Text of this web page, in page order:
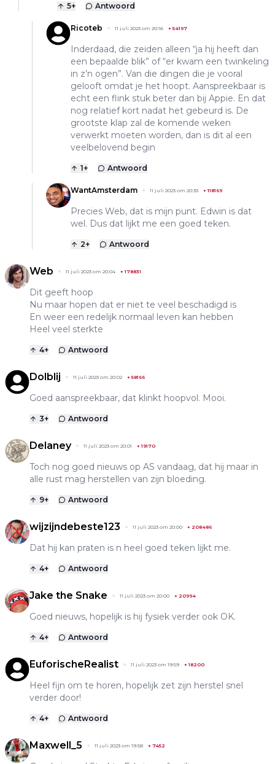
5+ Antwoord
Ricoteb 11 juli 2023 om 20:16 + 54197
Inderdaad, die zeiden alleen “ja hij heeft dan
een bepaalde blik” of “er kwam een twinkeling
in z’n ogen”. Van die dingen die je vooral
gelooft omdat je het hoopt. Aanspreekbaar is
echt een flink stuk beter dan bij Appie. En dat
nog relatief kort nadat het gebeurd is. De
grootste klap zal de komende weken
verwerkt moeten worden, dan is dit al een
veelbelovend begin
1+ Antwoord
WantAmsterdam 11 juli 2023 om 20:33 +118169
Precies Web, dat is mijn punt. Edwin is dat
wel. Dus dat lijkt me een goed teken.
2+ Antwoord
Web 11 juli 2023 om 20:04 +178831
Dit geeft hoop
Nu maar hopen dat er niet te veel beschadigd is
En weer een redelijk normaal leven kan hebben
Heel veel sterkte
4+ Antwoord
Dolblij 11 juli 2023 om 20:02 + 58166
Goed aanspreekbaar, dat klinkt hoopvol. Mooi.
3+ Antwoord
Delaney 11 juli 2023 om 20:01 +19170
Toch nog goed nieuws op AS vandaag, dat hij maar in
alle rust mag herstellen van zijn bloeding.
9+ Antwoord
wijzijndebeste123 11 juli 2023 om 20:00 + 208486
Dat hij kan praten is n heel goed teken lijkt me.
4+ Antwoord
Jake the Snake 11 juli 2023 om 20:00 + 20994
Goed nieuws, hopelijk is hij fysiek verder ook OK.
4+ Antwoord
EuforischeRealist 11 juli 2023 om 19:59 +18200
Heel fijn om te horen, hopelijk zet zijn herstel snel
verder door!
4+ Antwoord
Maxwell_5 11 juli 2023 om 19:58 + 7452